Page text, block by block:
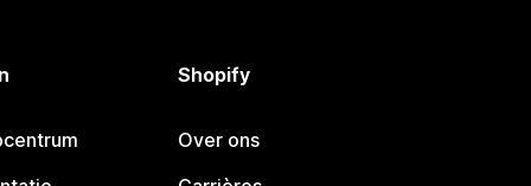
Shopify
Over ons